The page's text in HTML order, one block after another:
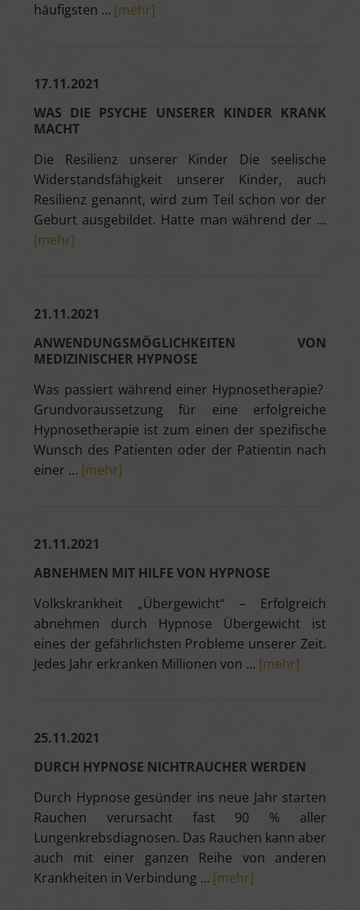
häufigsten … [mehr]
17.11.2021
WAS DIE PSYCHE UNSERER KINDER KRANK
MACHT
Die Resilienz unserer Kinder Die seelische
Widerstandsfähigkeit unserer Kinder, auch
Resilienz genannt, wird zum Teil schon vor der
Geburt ausgebildet. Hatte man während der …
[mehr]
21.11.2021
ANWENDUNGSMÖGLICHKEITEN VON
MEDIZINISCHER HYPNOSE
Was passiert während einer Hypnosetherapie?
Grundvoraussetzung für eine erfolgreiche
Hypnosetherapie ist zum einen der spezifische
Wunsch des Patienten oder der Patientin nach
einer … [mehr]
21.11.2021
ABNEHMEN MIT HILFE VON HYPNOSE
Volkskrankheit „Übergewicht“ – Erfolgreich
abnehmen durch Hypnose Übergewicht ist
eines der gefährlichsten Probleme unserer Zeit.
Jedes Jahr erkranken Millionen von … [mehr]
25.11.2021
DURCH HYPNOSE NICHTRAUCHER WERDEN
Durch Hypnose gesünder ins neue Jahr starten
Rauchen verursacht fast 90 % aller
Lungenkrebsdiagnosen. Das Rauchen kann aber
auch mit einer ganzen Reihe von anderen
Krankheiten in Verbindung … [mehr]